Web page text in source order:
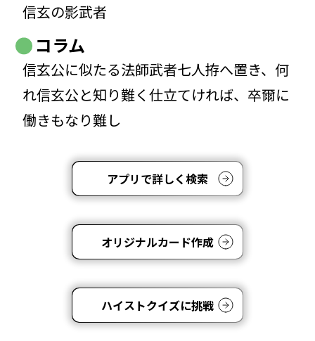
信玄の影武者
コラム
信玄公に似たる法師武者七人拵へ置き、何
れ信玄公と知り難く仕立てければ、卒爾に
働きもなり難し
アプリで詳しく検索
オリジナルカード作成
ハイストクイズに挑戦